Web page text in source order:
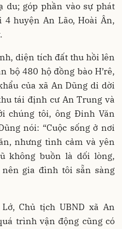
du; góp phần vào sự phát
huyện An Lão, Hoài Ân,
diện tích đất thu hồi lên
bộ 480 hộ đồng bào H’rê,
của xã An Dũng di dời
tái định cư An Trung và
chúng tôi, ông Đinh Văn
nói: “Cuộc sống ở nơi
nhưng tình cảm và yên
không buồn là dối lòng,
gia đình tôi sẵn sàng
Chủ tịch UBND xã An
trình vận động cũng có